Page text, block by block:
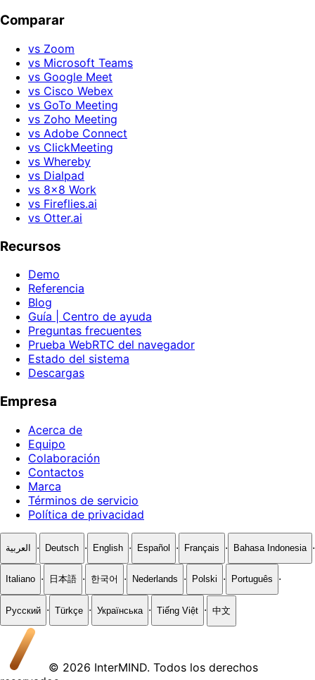
Comparar
vs Zoom
vs Microsoft Teams
vs Google Meet
vs Cisco Webex
vs GoTo Meeting
vs Zoho Meeting
vs Adobe Connect
vs ClickMeeting
vs Whereby
vs Dialpad
vs 8x8 Work
vs Fireflies.ai
vs Otter.ai
Recursos
Demo
Referencia
Blog
Guía | Centro de ayuda
Preguntas frecuentes
Prueba WebRTC del navegador
Estado del sistema
Descargas
Empresa
Acerca de
Equipo
Colaboración
Contactos
Marca
Términos de servicio
Política de privacidad
العربية · Deutsch · English · Español · Français · Bahasa Indonesia ·
Italiano · 日本語 · 한국어 · Nederlands · Polski · Português ·
Русский · Türkçe · Українська · Tiếng Việt · 中文
© 2026 InterMIND. Todos los derechos